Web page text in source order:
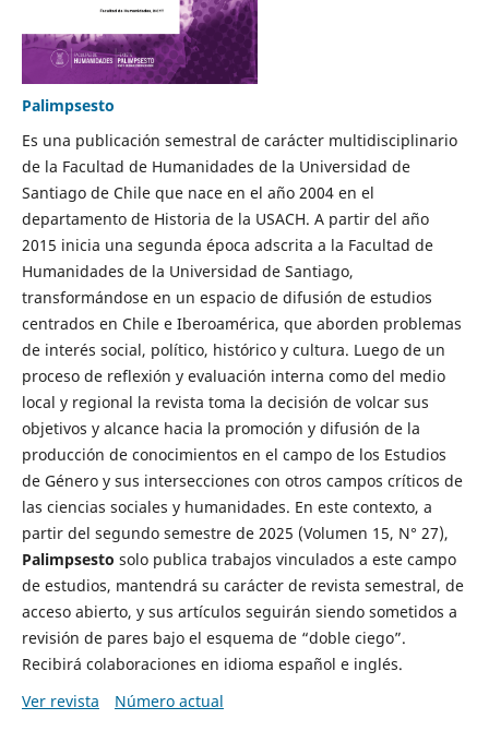
Palimpsesto
Es una publicación semestral de carácter multidisciplinario
de la Facultad de Humanidades de la Universidad de
Santiago de Chile que nace en el año 2004 en el
departamento de Historia de la USACH. A partir del año
2015 inicia una segunda época adscrita a la Facultad de
Humanidades de la Universidad de Santiago,
transformándose en un espacio de difusión de estudios
centrados en Chile e Iberoamérica, que aborden problemas
de interés social, político, histórico y cultura. Luego de un
proceso de reflexión y evaluación interna como del medio
local y regional la revista toma la decisión de volcar sus
objetivos y alcance hacia la promoción y difusión de la
producción de conocimientos en el campo de los Estudios
de Género y sus intersecciones con otros campos críticos de
las ciencias sociales y humanidades. En este contexto, a
partir del segundo semestre de 2025 (Volumen 15, N° 27),
Palimpsesto solo publica trabajos vinculados a este campo
de estudios, mantendrá su carácter de revista semestral, de
acceso abierto, y sus artículos seguirán siendo sometidos a
revisión de pares bajo el esquema de “doble ciego”.
Recibirá colaboraciones en idioma español e inglés.
Ver revista
Número actual